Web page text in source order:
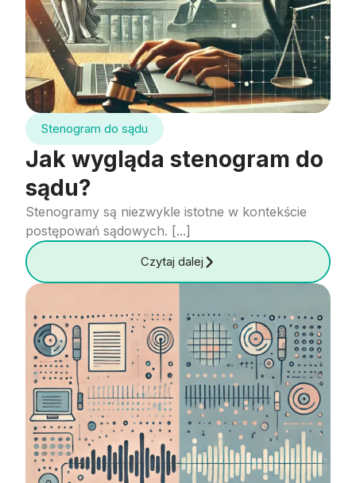
Stenogram do sądu
Jak wygląda stenogram do
sądu?
Stenogramy są niezwykle istotne w kontekście
postępowań sądowych. [...]
Czytaj dalej